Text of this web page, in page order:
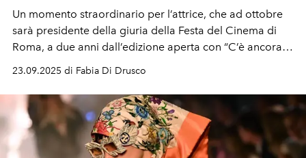
Un momento straordinario per l’attrice, che ad ottobre
sarà presidente della giuria della Festa del Cinema di
Roma, a due anni dall’edizione aperta con “C’è ancora
domani”, il suo debutto alla regia rivelatosi un successo
23.09.2025 di Fabia Di Drusco